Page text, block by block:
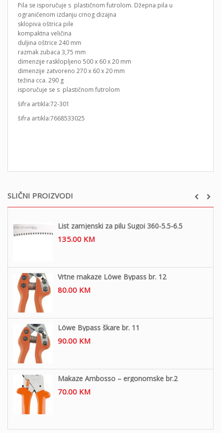
SLIČNI PROIZVODI
List zamjenski za pilu Sugoi 360-5.5-6.5
135.00 KM
Vrtne makaze Löwe Bypass br. 12
80.00 KM
Löwe Bypass škare br. 11
90.00 KM
Makaze Ambosso – ergonomske br.2
70.00 KM
Pila se isporučuje s plastičnom futrolom. Džepna pila u
ograničenom izdanju crnog dizajna
sklopiva oštrica pile
kompaktna veličina
duljina oštrice 240 mm
razmak zubaca 3,75 mm
dimenzije rasklopljeno 500 x 60 x 20 mm
dimenzije zatvoreno 270 x 60 x 20 mm
težina cca. 290 g
isporučuje se s plastičnom futrolom
šifra artikla:72-301
šifra artikla:7668533025